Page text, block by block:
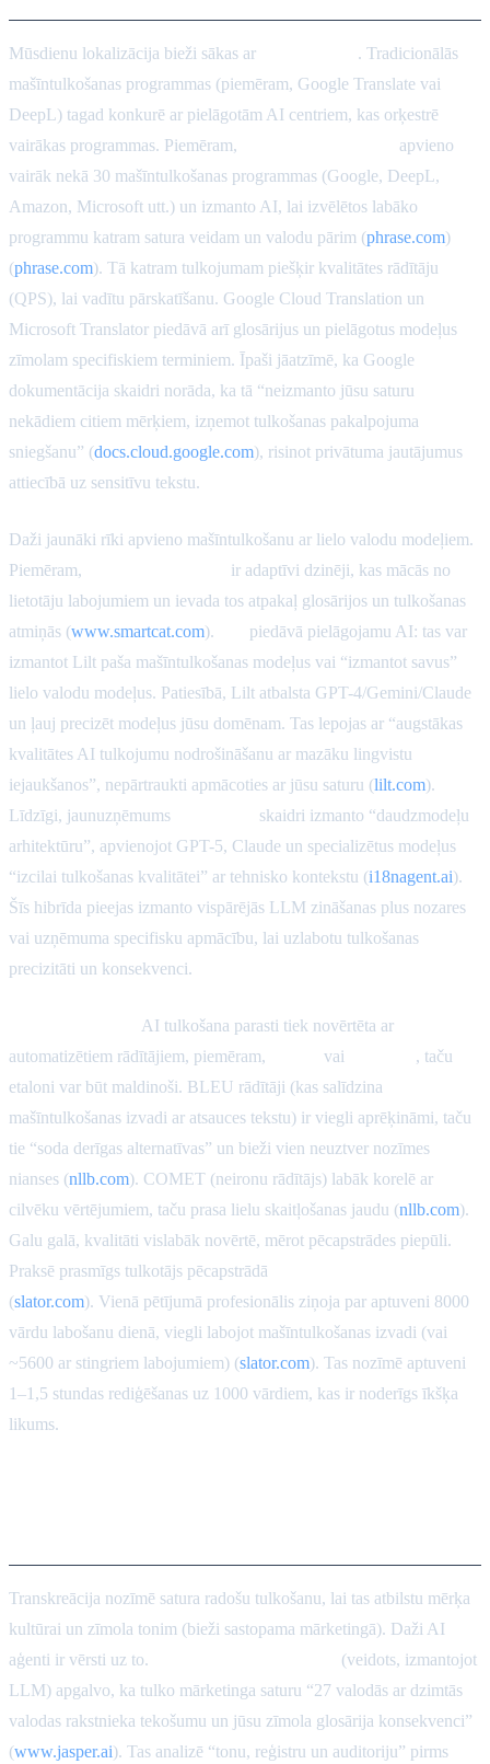
Mūsdienu lokalizācija bieži sākas ar
. Tradicionālās
mašīntulkošanas programmas (piemēram, Google Translate vai
DeepL) tagad konkurē ar pielāgotām AI centriem, kas orķestrē
vairākas programmas. Piemēram,
apvieno
vairāk nekā 30 mašīntulkošanas programmas (Google, DeepL,
Amazon, Microsoft utt.) un izmanto AI, lai izvēlētos labāko
programmu katram satura veidam un valodu pārim (phrase.com)
(phrase.com). Tā katram tulkojumam piešķir kvalitātes rādītāju
(QPS), lai vadītu pārskatīšanu. Google Cloud Translation un
Microsoft Translator piedāvā arī glosārijus un pielāgotus modeļus
zīmolam specifiskiem terminiem. Īpaši jāatzīmē, ka Google
dokumentācija skaidri norāda, ka tā “neizmanto jūsu saturu
nekādiem citiem mērķiem, izņemot tulkošanas pakalpojuma
sniegšanu” (docs.cloud.google.com), risinot privātuma jautājumus
attiecībā uz sensitīvu tekstu.
Daži jaunāki rīki apvieno mašīntulkošanu ar lielo valodu modeļiem.
Piemēram,
ir adaptīvi dzinēji, kas mācās no
lietotāju labojumiem un ievada tos atpakaļ glosārijos un tulkošanas
atmiņās (www.smartcat.com).
piedāvā pielāgojamu AI: tas var
izmantot Lilt paša mašīntulkošanas modeļus vai “izmantot savus”
lielo valodu modeļus. Patiesībā, Lilt atbalsta GPT-4/Gemini/Claude
un ļauj precizēt modeļus jūsu domēnam. Tas lepojas ar “augstākas
kvalitātes AI tulkojumu nodrošināšanu ar mazāku lingvistu
iejaukšanos”, nepārtraukti apmācoties ar jūsu saturu (lilt.com).
Līdzīgi, jaunuzņēmums
skaidri izmanto “daudzmodeļu
arhitektūru”, apvienojot GPT-5, Claude un specializētus modeļus
“izcilai tulkošanas kvalitātei” ar tehnisko kontekstu (i18nagent.ai).
Šīs hibrīda pieejas izmanto vispārējās LLM zināšanas plus nozares
vai uzņēmuma specifisku apmācību, lai uzlabotu tulkošanas
precizitāti un konsekvenci.
AI tulkošana parasti tiek novērtēta ar
automatizētiem rādītājiem, piemēram,
vai
, taču
etaloni var būt maldinoši. BLEU rādītāji (kas salīdzina
mašīntulkošanas izvadi ar atsauces tekstu) ir viegli aprēķināmi, taču
tie “soda derīgas alternatīvas” un bieži vien neuztver nozīmes
nianses (nllb.com). COMET (neironu rādītājs) labāk korelē ar
cilvēku vērtējumiem, taču prasa lielu skaitļošanas jaudu (nllb.com).
Galu galā, kvalitāti vislabāk novērtē, mērot pēcapstrādes piepūli.
Praksē prasmīgs tulkotājs pēcapstrādā
(slator.com). Vienā pētījumā profesionālis ziņoja par aptuveni 8000
vārdu labošanu dienā, viegli labojot mašīntulkošanas izvadi (vai
~5600 ar stingriem labojumiem) (slator.com). Tas nozīmē aptuveni
1–1,5 stundas rediģēšanas uz 1000 vārdiem, kas ir noderīgs īkšķa
likums.
Transkreācija nozīmē satura radošu tulkošanu, lai tas atbilstu mērķa
kultūrai un zīmola tonim (bieži sastopama mārketingā). Daži AI
aģenti ir vērsti uz to.
(veidots, izmantojot
LLM) apgalvo, ka tulko mārketinga saturu “27 valodās ar dzimtās
valodas rakstnieka tekošumu un jūsu zīmola glosārija konsekvenci”
(www.jasper.ai). Tas analizē “tonu, reģistru un auditoriju” pirms